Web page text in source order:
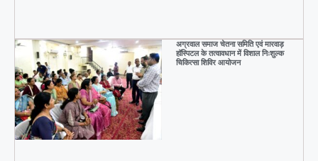
अग्रवाल समाज चेतना समिति एवं मारवाड़
हॉस्पिटल के तत्वावधान में विशाल निःशुल्क
चिकित्सा शिविर आयोजन